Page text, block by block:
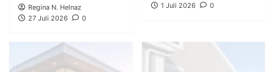
Regina N. Helnaz
27 Juli 2026
0
1 Juli 2026
0